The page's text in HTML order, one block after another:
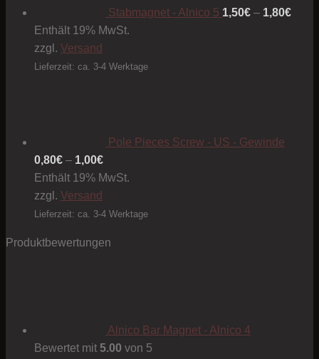
Stabmagnet - Alnico 5 1,50€ – 1,80€1,80€
Enthält 19% MwSt.
zzgl. Versand
Lieferzeit: ca. 3-4 Werktage
Pole Pieces Screw - US - Gewinde
0,80€ – 1,00€Preisspanne:
0,80€
1,00€
Enthält 19% MwSt.
zzgl. Versand
Lieferzeit: ca. 3-4 Werktage
Produktbewertungen
Alnico Bar Magnet - Alnico 4
Bewertet mit 5.00 von 5